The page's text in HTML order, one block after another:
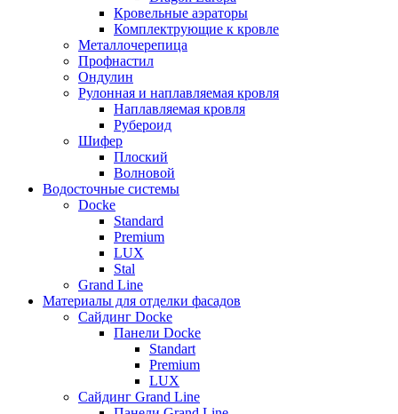
Кровельные аэраторы
Комплектрующие к кровле
Металлочерепица
Профнастил
Ондулин
Рулонная и наплавляемая кровля
Наплавляемая кровля
Рубероид
Шифер
Плоский
Волновой
Водосточные системы
Docke
Standard
Premium
LUX
Stal
Grand Line
Материалы для отделки фасадов
Сайдинг Docke
Панели Docke
Standart
Premium
LUX
Сайдинг Grand Line